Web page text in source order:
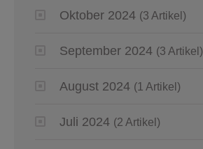
Oktober 2024 (3 Artikel)
September 2024 (3 Artikel)
August 2024 (1 Artikel)
Juli 2024 (2 Artikel)